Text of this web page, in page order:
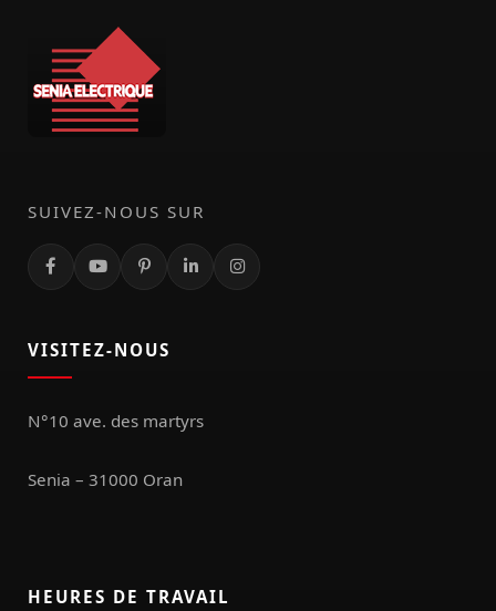
SUIVEZ-NOUS SUR
VISITEZ-NOUS
N°10 ave. des martyrs
Senia – 31000 Oran
HEURES DE TRAVAIL